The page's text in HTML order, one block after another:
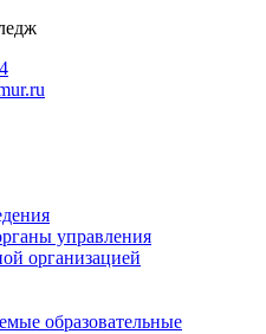
управления
организацией
образовательные